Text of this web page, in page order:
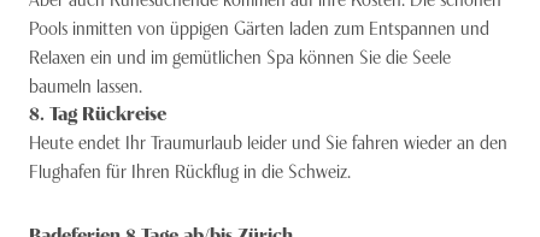
Pools inmitten von üppigen Gärten laden zum Entspannen und
Relaxen ein und im gemütlichen Spa können Sie die Seele
baumeln lassen.
8. Tag Rückreise
Heute endet Ihr Traumurlaub leider und Sie fahren wieder an den
Flughafen für Ihren Rückflug in die Schweiz.